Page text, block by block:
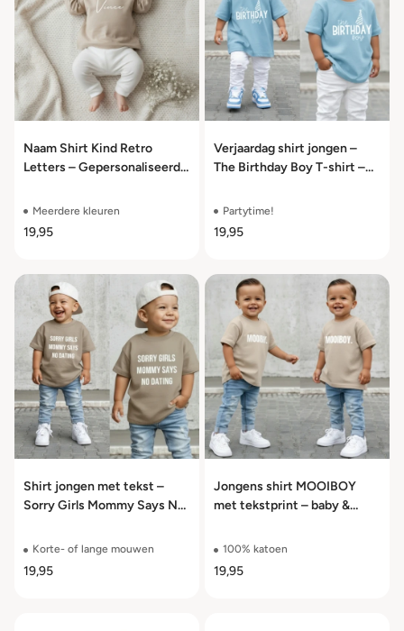
Naam Shirt Kind Retro
Letters – Gepersonaliseerd
104
Meerdere kleuren
19,95
Verjaardag shirt jongen –
The Birthday Boy T-shirt –
Partytime!
19,95
Shirt jongen met tekst –
Sorry Girls Mommy Says No
Korte- of lange mouwen
19,95
Jongens shirt MOOIBOY
met tekstprint – baby &
mouw – maat 56-104
100% katoen
19,95